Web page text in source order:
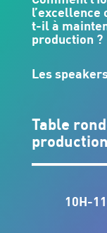
l’excellence
t-il à
production ?
Les
Table
production
10H-